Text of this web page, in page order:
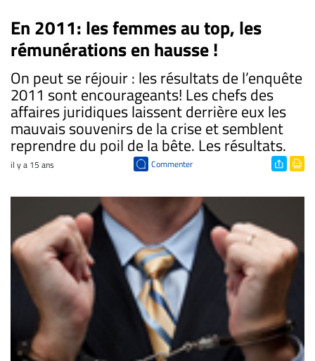
En 2011: les femmes au top, les
rémunérations en hausse !
On peut se réjouir : les résultats de l’enquête
2011 sont encourageants! Les chefs des
affaires juridiques laissent derrière eux les
mauvais souvenirs de la crise et semblent
reprendre du poil de la bête. Les résultats.
il y a 15 ans Commenter